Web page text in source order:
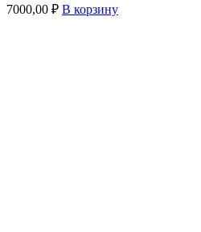
7000,00 ₽ В корзину